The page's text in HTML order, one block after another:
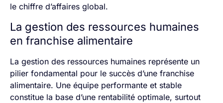
le chiffre d’affaires global.
La gestion des ressources humaines
en franchise alimentaire
La gestion des ressources humaines représente un
pilier fondamental pour le succès d’une franchise
alimentaire. Une équipe performante et stable
constitue la base d’une rentabilité optimale, surtout